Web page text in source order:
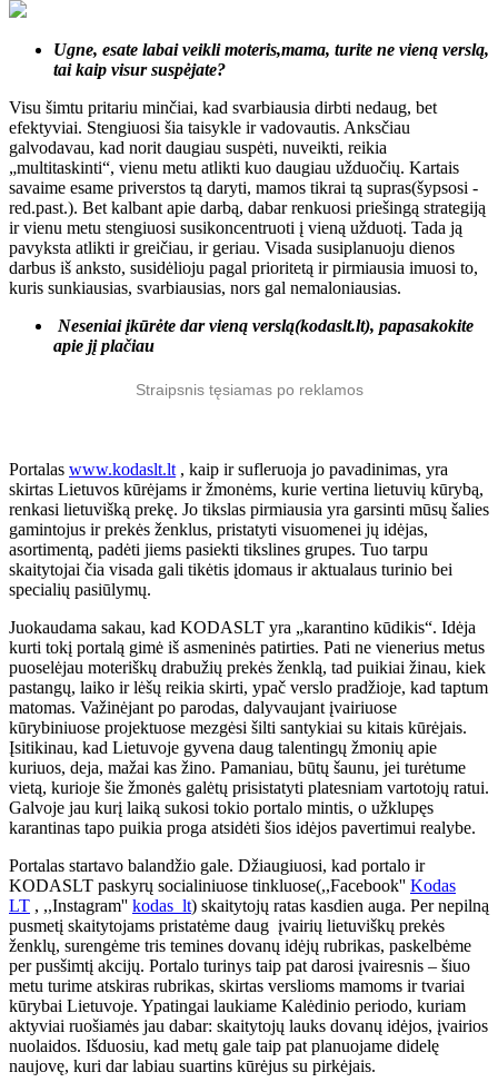
Ugne, esate labai veikli moteris,mama, turite ne vieną verslą,
tai kaip visur suspėjate?
Visu šimtu pritariu minčiai, kad svarbiausia dirbti nedaug, bet
efektyviai. Stengiuosi šia taisykle ir vadovautis. Anksčiau
galvodavau, kad norit daugiau suspėti, nuveikti, reikia
„multitaskinti“, vienu metu atlikti kuo daugiau užduočių. Kartais
savaime esame priverstos tą daryti, mamos tikrai tą supras(šypsosi -
red.past.). Bet kalbant apie darbą, dabar renkuosi priešingą strategiją
ir vienu metu stengiuosi susikoncentruoti į vieną užduotį. Tada ją
pavyksta atlikti ir greičiau, ir geriau. Visada susiplanuoju dienos
darbus iš anksto, susidėlioju pagal prioritetą ir pirmiausia imuosi to,
kuris sunkiausias, svarbiausias, nors gal nemaloniausias.
Neseniai įkūrėte dar vieną verslą(kodaslt.lt), papasakokite
apie jį plačiau
Straipsnis tęsiamas po reklamos
Portalas www.kodaslt.lt , kaip ir sufleruoja jo pavadinimas, yra
skirtas Lietuvos kūrėjams ir žmonėms, kurie vertina lietuvių kūrybą,
renkasi lietuvišką prekę. Jo tikslas pirmiausia yra garsinti mūsų šalies
gamintojus ir prekės ženklus, pristatyti visuomenei jų idėjas,
asortimentą, padėti jiems pasiekti tikslines grupes. Tuo tarpu
skaitytojai čia visada gali tikėtis įdomaus ir aktualaus turinio bei
specialių pasiūlymų.
Juokaudama sakau, kad KODASLT yra „karantino kūdikis“. Idėja
kurti tokį portalą gimė iš asmeninės patirties. Pati ne vienerius metus
puoselėjau moteriškų drabužių prekės ženklą, tad puikiai žinau, kiek
pastangų, laiko ir lėšų reikia skirti, ypač verslo pradžioje, kad taptum
matomas. Važinėjant po parodas, dalyvaujant įvairiuose
kūrybiniuose projektuose mezgėsi šilti santykiai su kitais kūrėjais.
Įsitikinau, kad Lietuvoje gyvena daug talentingų žmonių apie
kuriuos, deja, mažai kas žino. Pamaniau, būtų šaunu, jei turėtume
vietą, kurioje šie žmonės galėtų prisistatyti platesniam vartotojų ratui.
Galvoje jau kurį laiką sukosi tokio portalo mintis, o užklupęs
karantinas tapo puikia proga atsidėti šios idėjos pavertimui realybe.
Portalas startavo balandžio gale. Džiaugiuosi, kad portalo ir
KODASLT paskyrų socialiniuose tinkluose(,,Facebook'' Kodas
LT , ,,Instagram'' kodas_lt) skaitytojų ratas kasdien auga. Per nepilną
pusmetį skaitytojams pristatėme daug įvairių lietuviškų prekės
ženklų, surengėme tris temines dovanų idėjų rubrikas, paskelbėme
per pusšimtį akcijų. Portalo turinys taip pat darosi įvairesnis – šiuo
metu turime atskiras rubrikas, skirtas verslioms mamoms ir tvariai
kūrybai Lietuvoje. Ypatingai laukiame Kalėdinio periodo, kuriam
aktyviai ruošiamės jau dabar: skaitytojų lauks dovanų idėjos, įvairios
nuolaidos. Išduosiu, kad metų gale taip pat planuojame didelę
naujovę, kuri dar labiau suartins kūrėjus su pirkėjais.